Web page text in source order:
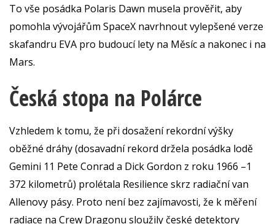
To vše posádka Polaris Dawn musela prověřit, aby
pomohla vývojářům SpaceX navrhnout vylepšené verze
skafandru EVA pro budoucí lety na Měsíc a nakonec i na
Mars.
Česká stopa na Polárce
Vzhledem k tomu, že při dosažení rekordní výšky
oběžné dráhy (dosavadní rekord držela posádka lodě
Gemini 11 Pete Conrad a Dick Gordon z roku 1966 –1
372 kilometrů) prolétala Resilience skrz radiační van
Allenovy pásy. Proto není bez zajímavosti, že k měření
radiace na Crew Dragonu sloužily české detektory